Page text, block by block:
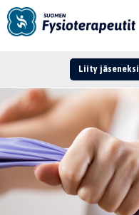
Liity jäseneksi